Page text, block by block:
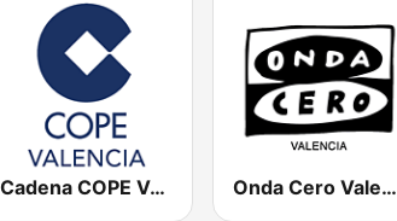
Cadena COPE Valencia Onda Cero Valencia